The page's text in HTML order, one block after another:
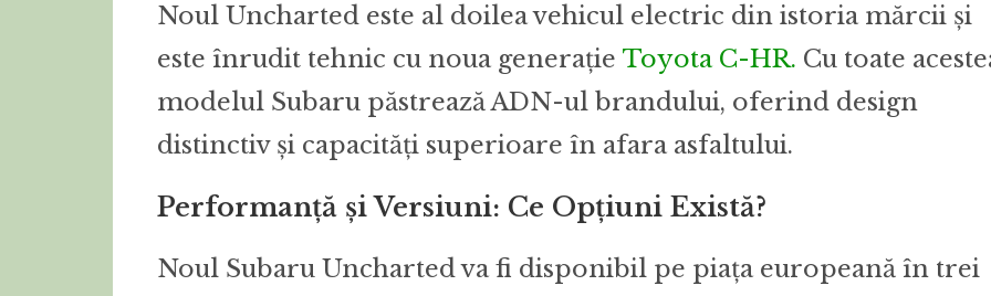
Noul Uncharted este al doilea vehicul electric din istoria mărcii și
este înrudit tehnic cu noua generație Toyota C-HR. Cu toate
modelul Subaru păstrează ADN-ul brandului, oferind design
distinctiv și capacități superioare în afara asfaltului.
Performanță și Versiuni: Ce Opțiuni Există?
Noul Subaru Uncharted va fi disponibil pe piața europeană în trei